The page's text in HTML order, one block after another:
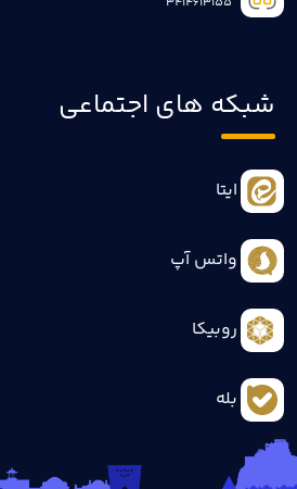
شبکه های اجتماعی
ایتا
واتس آپ
روبیکا
بله